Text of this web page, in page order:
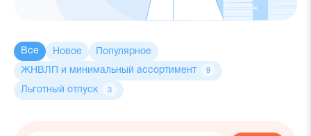
Все Новое Популярное
ЖНВЛП и минимальный ассортимент 9
Льготный отпуск 3